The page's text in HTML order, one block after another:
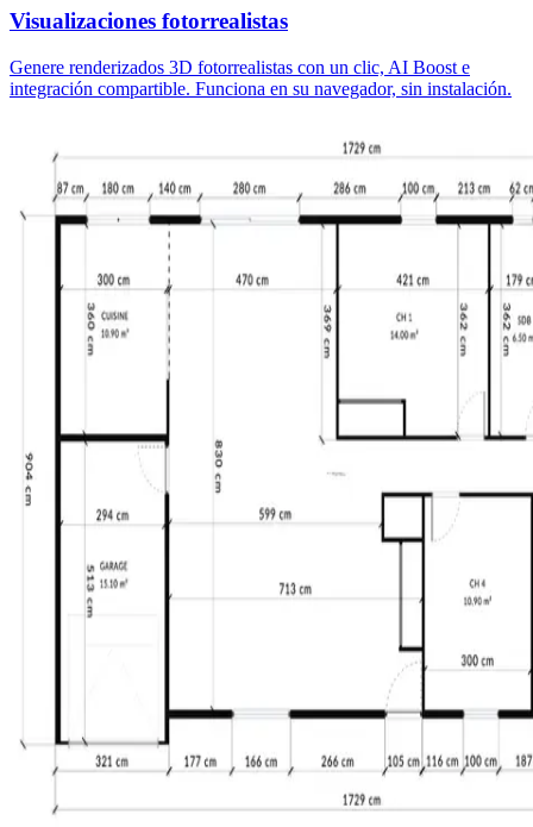
Visualizaciones fotorrealistas
Genere renderizados 3D fotorrealistas con un clic, AI Boost e
integración compartible. Funciona en su navegador, sin instalación.